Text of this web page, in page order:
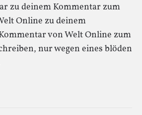
zu deinem Kommentar zum
Online zu deinem
von Welt Online zum
nur wegen eines blöden